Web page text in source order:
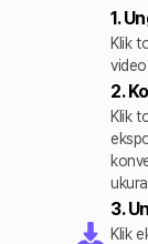
1.
Klik
2.
Klik
3.
Klik